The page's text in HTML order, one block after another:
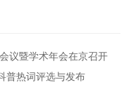
议暨学术年会在京召开
普热词评选与发布